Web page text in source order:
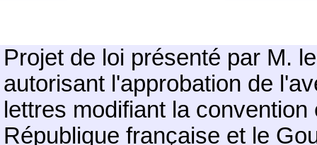
Projet de loi présenté par M.
autorisant l'approbation de
lettres modifiant la
République française et le